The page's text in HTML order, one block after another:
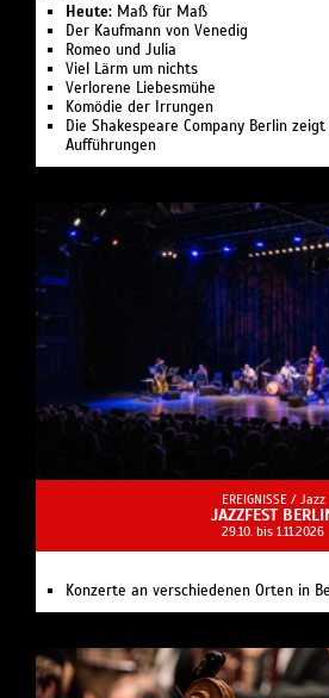
Heute: Maß für Maß
Der Kaufmann von Venedig
Romeo und Julia
Viel Lärm um nichts
Verlorene Liebesmühe
Komödie der Irrungen
Die Shakespeare Company Berlin
Aufführungen
EREIGNISSE / Jazz
JAZZFEST
29.10. bis 1.11.2026
Konzerte an verschiedenen Orten in